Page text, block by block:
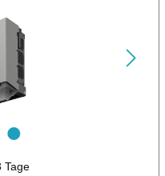
Tage